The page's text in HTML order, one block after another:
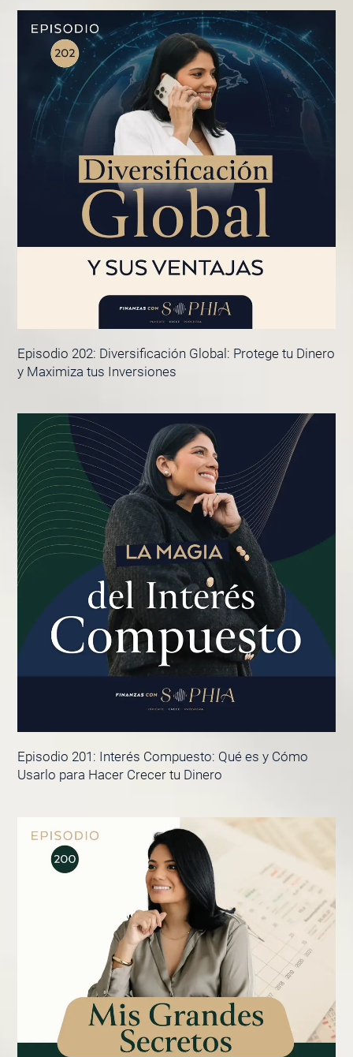
Episodio 202: Diversificación Global: Protege tu Dinero
y Maximiza tus Inversiones
Episodio 201: Interés Compuesto: Qué es y Cómo
Usarlo para Hacer Crecer tu Dinero
PÁGINA
PÁGINA
PÁGINAPÁGINA